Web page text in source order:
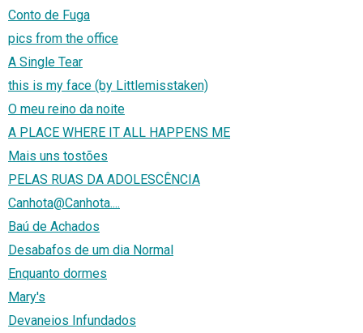
Conto de Fuga
pics from the office
A Single Tear
this is my face (by Littlemisstaken)
O meu reino da noite
A PLACE WHERE IT ALL HAPPENS ME
Mais uns tostões
PELAS RUAS DA ADOLESCÊNCIA
Canhota@Canhota....
Baú de Achados
Desabafos de um dia Normal
Enquanto dormes
Mary's
Devaneios Infundados